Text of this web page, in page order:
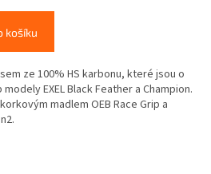
košíku
ze 100% HS karbonu, které jsou o
EXEL Black Feather a Champion.
madlem OEB Race Grip a